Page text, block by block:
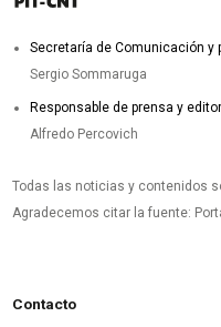
Secretaría de Comunicación y
Sergio Sommaruga
Responsable de prensa y
Alfredo Percovich
Todas las noticias y contenidos
Agradecemos citar la fuente:
Contacto